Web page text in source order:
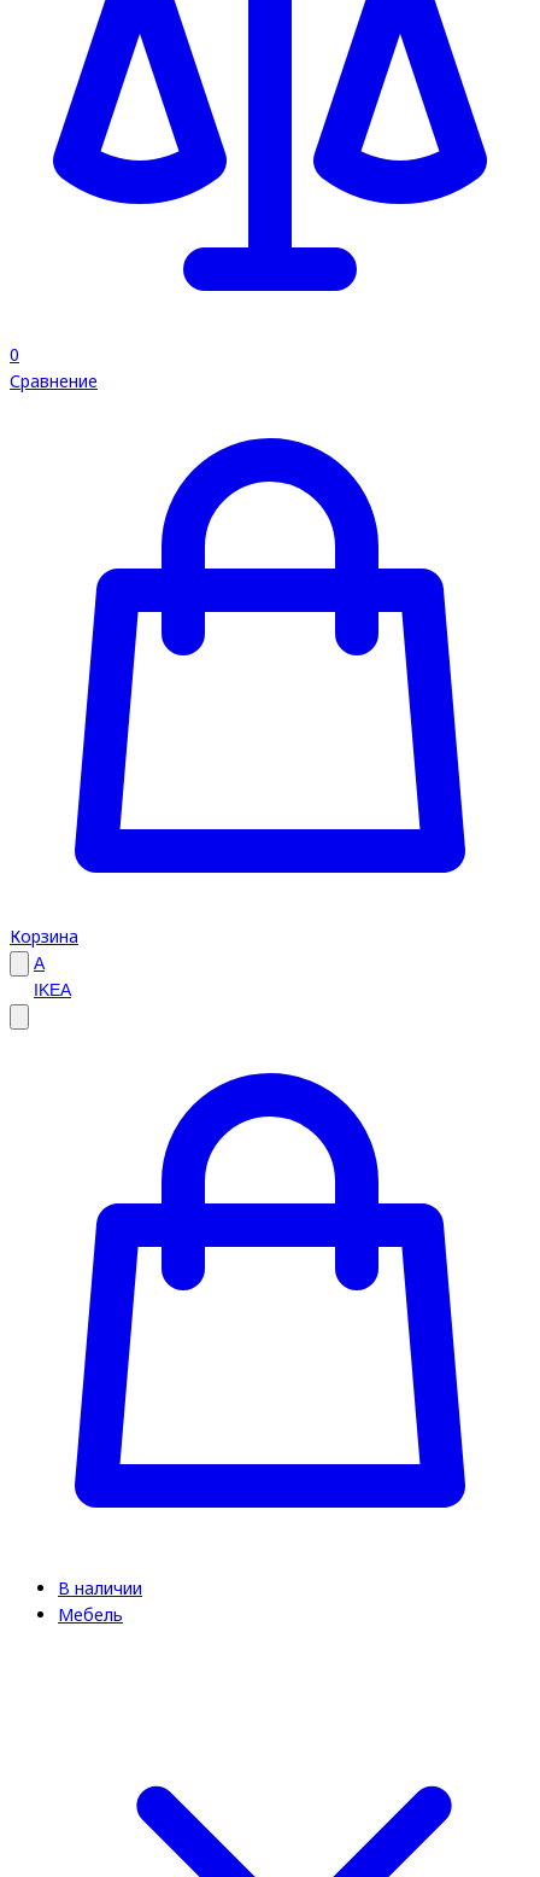
0
Сравнение
Корзина
A
IKEA
В наличии
Мебель